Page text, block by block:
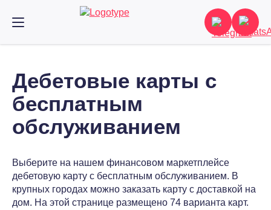
Дебетовые карты с
бесплатным
обслуживанием
Выберите на нашем финансовом маркетплейсе
дебетовую карту с бесплатным обслуживанием. В
крупных городах можно заказать карту с доставкой на
дом. На этой странице размещено 74 варианта карт.